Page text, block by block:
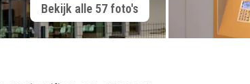
Bekijk alle 57 foto's